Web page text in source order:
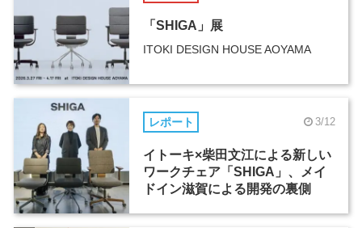
「SHIGA」展
ITOKI DESIGN HOUSE AOYAMA
レポート 3/12
イトーキ×柴田文江による新しい
ワークチェア「SHIGA」、メイ
ドイン滋賀による開発の裏側